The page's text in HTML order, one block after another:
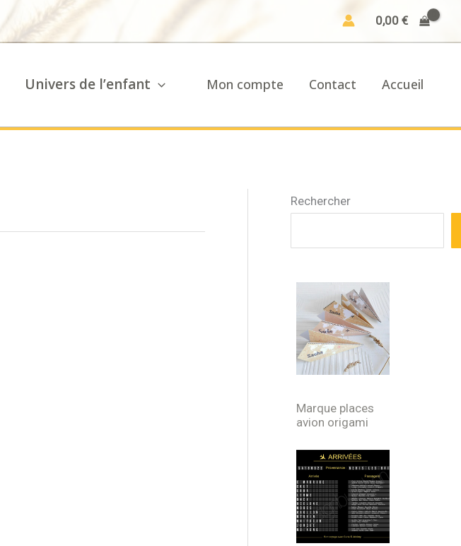
0,00 €
Univers de l’enfant Mon compte Contact Accueil
Rechercher
Marque places
avion origami